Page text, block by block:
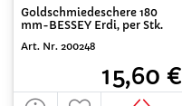
Goldschmiedeschere 180
mm-BESSEY Erdi, per Stk.
Art. Nr. 200248
15,60 €